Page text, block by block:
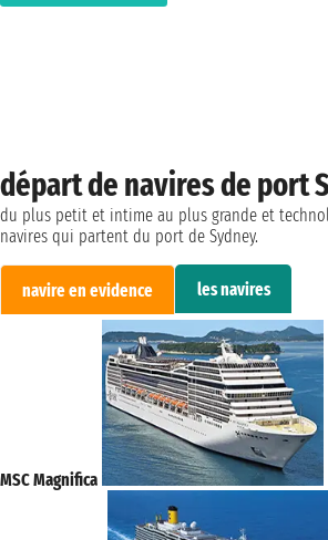
départ de navires de port
du plus petit et intime au plus grande et
navires qui partent du port de Sydney.
navire en evidence les navires
MSC Magnifica